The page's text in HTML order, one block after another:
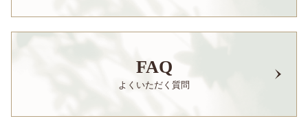
FAQ
よくいただく質問